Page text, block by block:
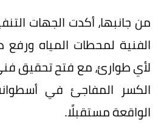
من جانبها، أكدت الجهات
الفنية لمحطات المياه ورفع
لأي طوارئ، مع فتح تحقيق
الكسر المفاجئ في
الواقعة مستقبلًا.